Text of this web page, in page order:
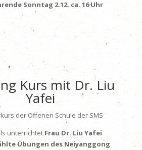
Sonntag 2.12. ca. 16 Uhr
Kurs mit Dr. Liu
Yafei
der Offenen Schule der SMS
unterrichtet Frau Dr. Liu Yafei
Übungen des Neiyanggong